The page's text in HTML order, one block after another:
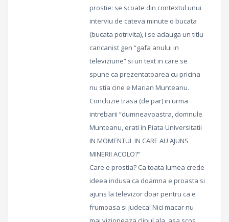
prostie: se scoate din contextul unui
interviu de cateva minute o bucata
(bucata potrivita), i se adauga un titlu
cancanist gen “gafa anului in
televiziune” si un text in care se
spune ca prezentatoarea cu pricina
nu stia cine e Marian Munteanu.
Concluzie trasa (de par) in urma
intrebarii “dumneavoastra, domnule
Munteanu, erati in Piata Universitatii
IN MOMENTUL IN CARE AU AJUNS
MINERII ACOLO?”
Care e prostia? Ca toata lumea crede
ideea indusa ca doamna e proasta si
ajuns la televizor doar pentru ca e
frumoasa si judeca! Nici macar nu